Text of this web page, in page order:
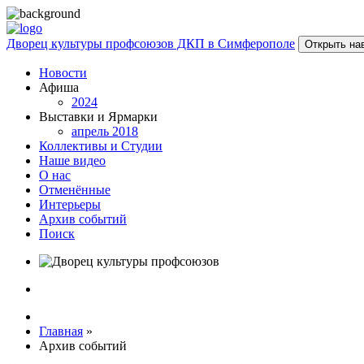
Дворец культуры профсоюзов ДКП в Симферополе Открыть
Новости
Афиша
2024
Выставки и Ярмарки
апрель 2018
Коллективы и Студии
Наше видео
О нас
Отменённые
Интерьеры
Архив событий
Поиск
Главная »
Архив событий